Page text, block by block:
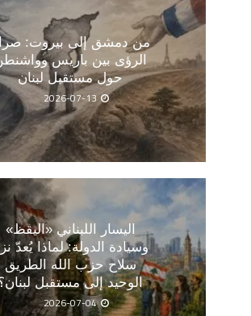
من دمشق إلى بيروت:
الرؤى بين باريس
حول مستقبل لبنان
2026-07-13
اليسار اللبناني «اليقظ»
وسيادة الدولة: لماذا يُعدّ
سلاح حزب الله الطريق
الوحيد إلى مستقبل
2026-07-04